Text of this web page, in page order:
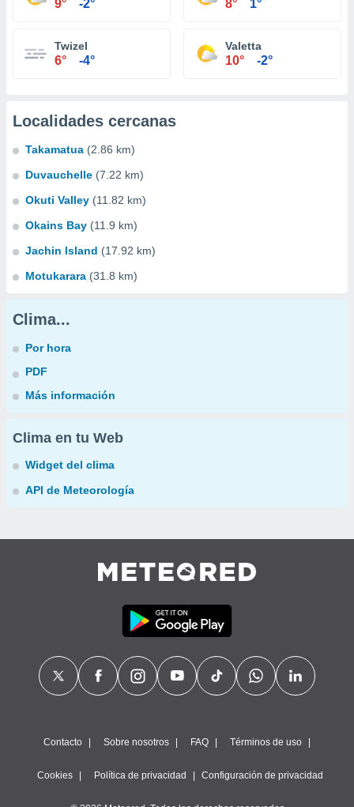
9° -2° 8° 1°
Twizel
6° -4°
Valetta
10° -2°
Localidades cercanas
Takamatua (2.86 km)
Duvauchelle (7.22 km)
Okuti Valley (11.82 km)
Okains Bay (11.9 km)
Jachin Island (17.92 km)
Motukarara (31.8 km)
Clima...
Por hora
PDF
Más información
Clima en tu Web
Widget del clima
API de Meteorología
Contacto Sobre nosotros FAQ Términos de uso
Cookies Política de privacidad Configuración de privacidad